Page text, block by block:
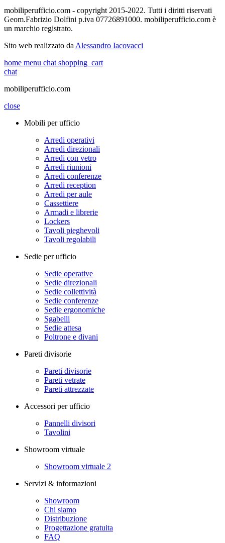
mobiliperufficio.com - copyright 2015-2022. Tutti i diritti riservati
Geom.Fabrizio Dolfini p.iva 07726891000. mobiliperufficio.com è
un marchio registrato.
Sito web realizzato da Alessandro Iacovacci
home menu chat shopping_cart
chat
mobiliperufficio.com
close
Mobili per ufficio
Arredi operativi
Arredi direzionali
Arredi con vetro
Arredi riunioni
Arredi conferenze
Arredi reception
Arredi per aule
Cassettiere
Armadi e librerie
Lockers
Tavoli pieghevoli
Tavoli regolabili
Sedie per ufficio
Sedie operative
Sedie direzionali
Sedie collettività
Sedie conferenze
Sedie ergonomiche
Sgabelli
Sedie attesa
Poltrone e divani
Pareti divisorie
Pareti divisorie
Pareti vetrate
Pareti attrezzate
Accessori per ufficio
Pannelli divisori
Tavolini
Showroom virtuale
Showroom virtuale 2
Servizi & informazioni
Showroom
Chi siamo
Distribuzione
Progettazione gratuita
FAQ